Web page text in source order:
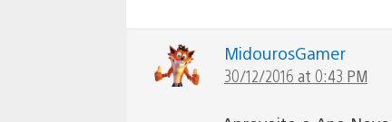
MidourosGamer
30/12/2016 at 0:43 PM